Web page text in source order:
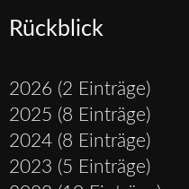
Rückblick
2026 (2 Einträge)
2025 (8 Einträge)
2024 (8 Einträge)
2023 (5 Einträge)